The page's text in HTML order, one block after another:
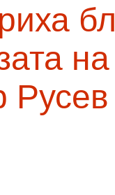
Русев